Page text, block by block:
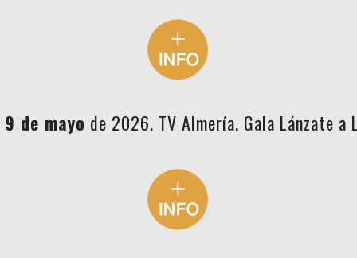
9 de mayo de 2026. TV Almería. Gala Lánzate a